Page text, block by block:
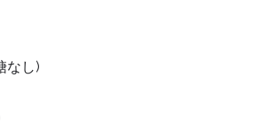
なし)